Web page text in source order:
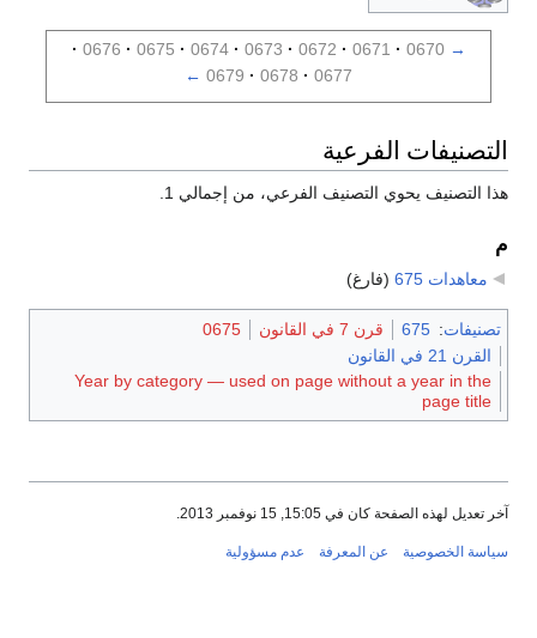
→
0670
0671
0672
0673
0674
0675
0676
0677
0678
0679
←
التصنيفات الفرعية
هذا التصنيف يحوي التصنيف الفرعي، من إجمالي 1.
م
معاهدات 675 (فارغ)
تصنيفات:
675 قرن 7 في القانون
0675
القرن 21 في القانون
Year by category — used on page without a year in the
page title
آخر تعديل لهذه الصفحة كان في 15:05, 15 نوفمبر 2013.
سياسة الخصوصية عن المعرفة عدم مسؤولية